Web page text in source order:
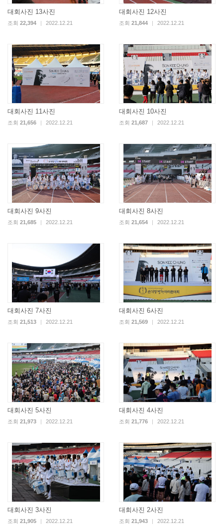
대회사진 13사진
조회 22,394 | 2022.12.21
대회사진 12사진
조회 21,844 | 2022.12.21
대회사진 11사진
조회 21,656 | 2022.12.21
대회사진 10사진
조회 21,687 | 2022.12.21
대회사진 9사진
조회 21,685 | 2022.12.21
대회사진 8사진
조회 21,654 | 2022.12.21
대회사진 7사진
조회 21,513 | 2022.12.21
대회사진 6사진
조회 21,569 | 2022.12.21
대회사진 5사진
조회 21,973 | 2022.12.21
대회사진 4사진
조회 21,776 | 2022.12.21
대회사진 3사진
조회 21,905 | 2022.12.21
대회사진 2사진
조회 21,943 | 2022.12.21